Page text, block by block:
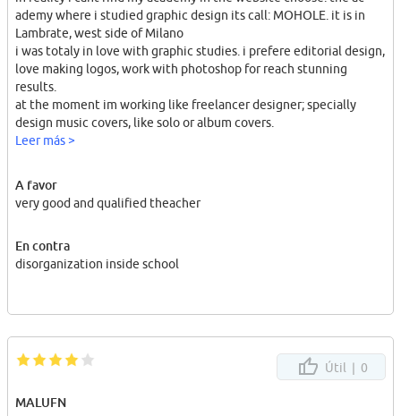
ademy where i studied graphic design its call: MOHOLE. it is in
Lambrate, west side of Milano
i was totaly in love with graphic studies. i prefere editorial design,
love making logos, work with photoshop for reach stunning
results.
at the moment im working like freelancer designer; specially
design music covers, like solo or album covers.
you can find my profile on instagram like: OLIOQUORE
Leer más >
A favor
very good and qualified theacher
En contra
disorganization inside school
Útil | 0
MALUFN